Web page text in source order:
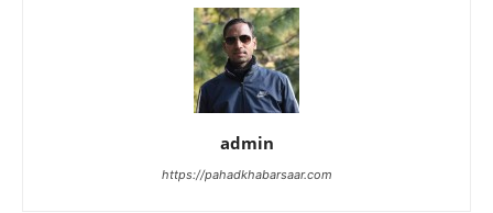
admin
https://pahadkhabarsaar.com